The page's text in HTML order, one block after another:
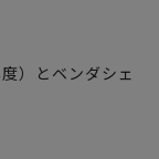
）とベンダシェ